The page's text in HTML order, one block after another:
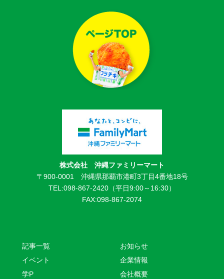
株式会社 沖縄ファミリーマート
〒900-0001 沖縄県那覇市港町3丁目4番地18号
TEL:098-867-2420（平日9:00～16:30）
FAX:098-867-2074
記事一覧
イベント
学P
お知らせ
企業情報
会社概要